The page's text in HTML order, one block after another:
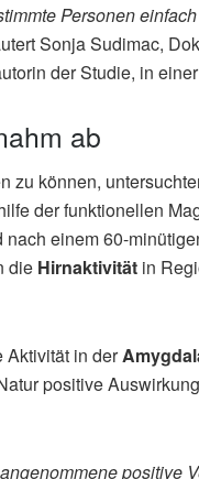
Personen
Sonja Sudimac,
der Studie, in einer
ab
zu können,
der funktionellen
einem 60-
die Hirnaktivität in
Aktivität in der
positive
positive